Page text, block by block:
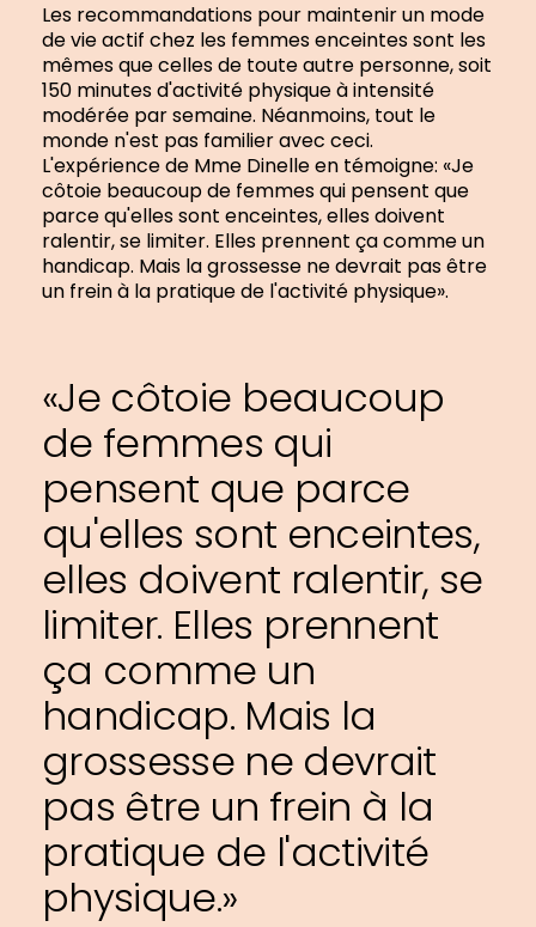
Les recommandations pour maintenir un mode
de vie actif chez les femmes enceintes sont les
mêmes que celles de toute autre personne, soit
150 minutes d'activité physique à intensité
modérée par semaine. Néanmoins, tout le
monde n'est pas familier avec ceci.
L'expérience de Mme Dinelle en témoigne: «Je
côtoie beaucoup de femmes qui pensent que
parce qu'elles sont enceintes, elles doivent
ralentir, se limiter. Elles prennent ça comme un
handicap. Mais la grossesse ne devrait pas être
un frein à la pratique de l'activité physique».
«Je côtoie beaucoup
de femmes qui
pensent que parce
qu'elles sont enceintes,
elles doivent ralentir, se
limiter. Elles prennent
ça comme un
handicap. Mais la
grossesse ne devrait
pas être un frein à la
pratique de l'activité
physique.»